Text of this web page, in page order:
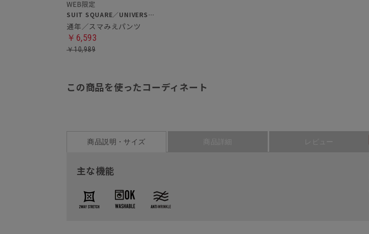
SUIT SQUARE／UNIVERSAL LANGUAGE
通年／スマみえパンツ
￥6,593
￥10,989
この商品を使ったコーディネート
商品説明・サイズ 商品詳細 レビュー
主な機能